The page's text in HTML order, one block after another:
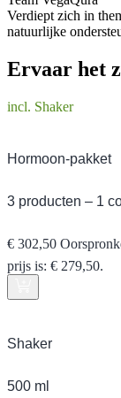
Verdiept zich in
natuurlijke
Ervaar het
incl. Shaker
Hormoon-pakket
3 producten – 1
€ 302,50
prijs is: € 279,50.
Shaker
500 ml